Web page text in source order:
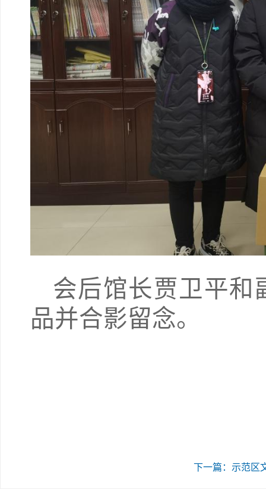
会后馆长贾卫平和
品并合影留念。
下一篇：示范区